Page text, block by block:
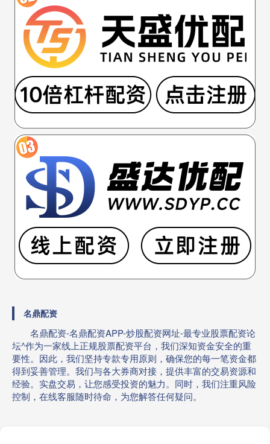
名鼎配资
名鼎配资-名鼎配资APP-炒股配资网址-最专业股票配资论
坛^作为一家线上正规股票配资平台，我们深知资金安全的重
要性。因此，我们坚持专款专用原则，确保您的每一笔资金都
得到妥善管理。我们与各大券商对接，提供丰富的交易资源和
经验。实盘交易，让您感受投资的魅力。同时，我们注重风险
控制，在线客服随时待命，为您解答任何疑问。